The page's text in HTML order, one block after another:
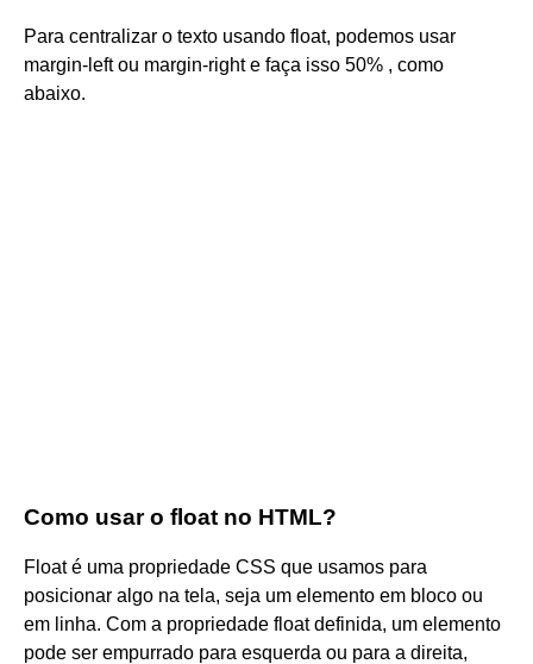
Para centralizar o texto usando float, podemos usar
margin-left ou margin-right e faça isso 50% , como
abaixo.
Como usar o float no HTML?
Float é uma propriedade CSS que usamos para
posicionar algo na tela, seja um elemento em bloco ou
em linha. Com a propriedade float definida, um elemento
pode ser empurrado para esquerda ou para a direita,